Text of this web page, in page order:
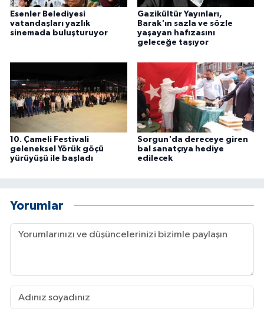
Esenler Belediyesi
vatandaşları yazlık
sinemada buluşturuyor
Gazikültür Yayınları,
Barak'ın sazla ve sözle
yaşayan hafızasını
geleceğe taşıyor
10. Çameli Festivali
geleneksel Yörük göçü
yürüyüşü ile başladı
Sorgun'da dereceye giren
bal sanatçıya hediye
edilecek
Yorumlar